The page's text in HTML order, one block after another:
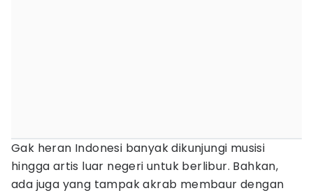
Gak heran Indonesi banyak dikunjungi musisi
hingga artis luar negeri untuk berlibur. Bahkan,
ada juga yang tampak akrab membaur dengan